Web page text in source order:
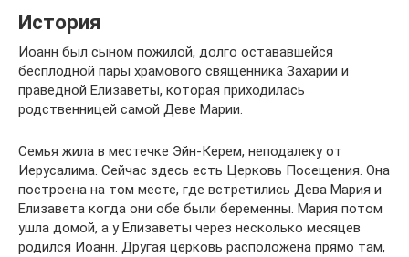
История
Иоанн был сыном пожилой, долго остававшейся
бесплодной пары храмового священника Захарии и
праведной Елизаветы, которая приходилась
родственницей самой Деве Марии.
Семья жила в местечке Эйн-Керем, неподалеку от
Иерусалима. Сейчас здесь есть Церковь Посещения. Она
построена на том месте, где встретились Дева Мария и
Елизавета когда они обе были беременны. Мария потом
ушла домой, а у Елизаветы через несколько месяцев
родился Иоанн. Другая церковь расположена прямо там,